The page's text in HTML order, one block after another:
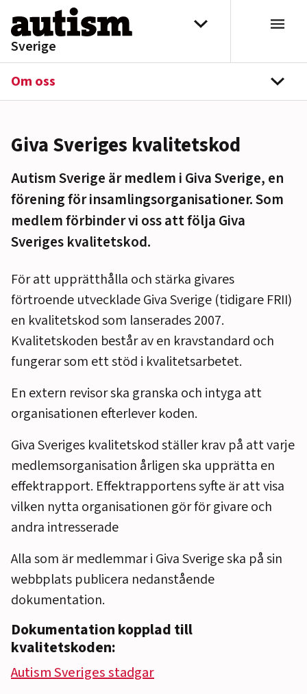
Hoppa till innehåll
Sverige
Välj distrikt
Om oss
Giva Sveriges kvalitetskod
Autism Sverige är medlem i Giva Sverige, en
förening för insamlingsorganisationer. Som
medlem förbinder vi oss att följa Giva
Sveriges kvalitetskod.
För att upprätthålla och stärka givares
förtroende utvecklade Giva Sverige (tidigare FRII)
en kvalitetskod som lanserades 2007.
Kvalitetskoden består av en kravstandard och
fungerar som ett stöd i kvalitetsarbetet.
En extern revisor ska granska och intyga att
organisationen efterlever koden.
Giva Sveriges kvalitetskod ställer krav på att varje
medlemsorganisation årligen ska upprätta en
effektrapport. Effektrapportens syfte är att visa
vilken nytta organisationen gör för givare och
andra intresserade
Alla som är medlemmar i Giva Sverige ska på sin
webbplats publicera nedanstående
dokumentation.
Dokumentation kopplad till
kvalitetskoden:
Autism Sveriges stadgar